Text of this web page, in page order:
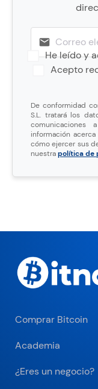
He leído y
Acepto
De conformidad
S.L. tratará los
comunicaciones
información
cómo ejercer sus
nuestrapolítica de
Comprar Bitcoin
Academia
¿Eres un negocio?